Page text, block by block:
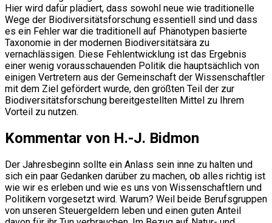
Hier wird dafür plädiert, dass sowohl neue wie traditionelle
Wege der Biodiversitätsforschung essentiell sind und dass
es ein Fehler war die traditionell auf Phänotypen basierte
Taxonomie in der modernen Biodiversitätsära zu
vernachlässigen. Diese Fehlentwicklung ist das Ergebnis
einer wenig vorausschauenden Politik die hauptsächlich von
einigen Vertretern aus der Gemeinschaft der Wissenschaftler
mit dem Ziel gefördert wurde, den größten Teil der zur
Biodiversitätsforschung bereitgestellten Mittel zu Ihrem
Vorteil zu nutzen.
Kommentar von H.-J. Bidmon
Der Jahresbeginn sollte ein Anlass sein inne zu halten und
sich ein paar Gedanken darüber zu machen, ob alles richtig ist
wie wir es erleben und wie es uns von Wissenschaftlern und
Politikern vorgesetzt wird. Warum? Weil beide Berufsgruppen
von unseren Steuergeldern leben und einen guten Anteil